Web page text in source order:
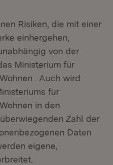
Risiken, die mit einer
einhergehen,
von der
Ministerium für
. Auch wird
für
in den
Zahl der
Daten
eigene,